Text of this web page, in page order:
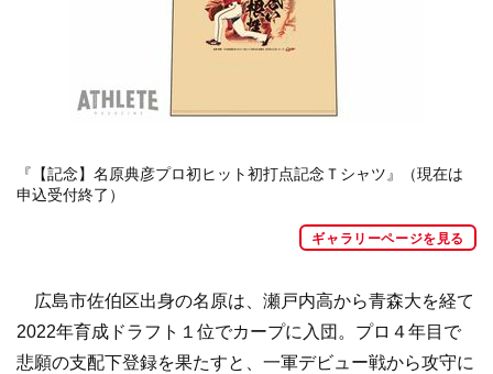
『【記念】名原典彦プロ初ヒット初打点記念Ｔシャツ』（現在は
申込受付終了）
ギャラリーページを見る
広島市佐伯区出身の名原は、瀬戸内高から青森大を経て
2022年育成ドラフト１位でカープに入団。プロ４年目で
悲願の支配下登録を果たすと、一軍デビュー戦から攻守に